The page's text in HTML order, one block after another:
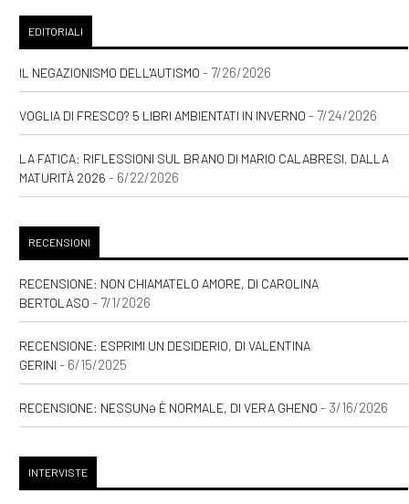
EDITORIALI
IL NEGAZIONISMO DELL'AUTISMO - 7/26/2026
VOGLIA DI FRESCO? 5 LIBRI AMBIENTATI IN INVERNO - 7/24/2026
LA FATICA: RIFLESSIONI SUL BRANO DI MARIO CALABRESI, DALLA
MATURITÀ 2026 - 6/22/2026
RECENSIONI
RECENSIONE: NON CHIAMATELO AMORE, DI CAROLINA
BERTOLASO - 7/1/2026
RECENSIONE: ESPRIMI UN DESIDERIO, DI VALENTINA
GERINI - 6/15/2025
RECENSIONE: NESSUNƏ È NORMALE, DI VERA GHENO - 3/16/2026
INTERVISTE